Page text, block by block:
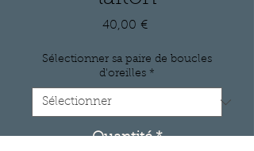
40,00 €Prix
Sélectionner sa paire de boucles
d'oreilles *
Quantité *